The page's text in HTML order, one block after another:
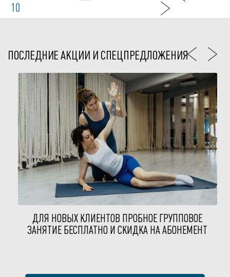
10
ПОСЛЕДНИЕ АКЦИИ И СПЕЦПРЕДЛОЖЕНИЯ
ДЛЯ НОВЫХ КЛИЕНТОВ ПРОБНОЕ ГРУППОВОЕ
ЗАНЯТИЕ БЕСПЛАТНО И СКИДКА НА АБОНЕМЕНТ